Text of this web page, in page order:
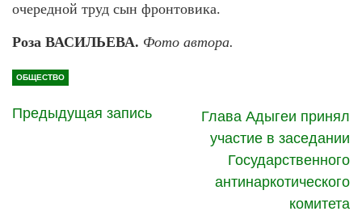
очередной труд сын фронтовика.
Роза ВАСИЛЬЕВА. Фото автора.
ОБЩЕСТВО
Предыдущая запись
Глава Адыгеи принял
участие в заседании
Государственного
антинаркотического
комитета